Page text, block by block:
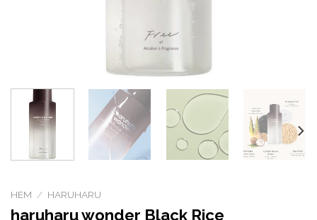
HEM / HARUHARU
haruharu wonder Black Rice